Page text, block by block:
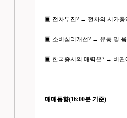
▣ 전차부진? → 전차의 시가총
▣ 소비심리개선? → 유통 및
▣ 한국증시의 매력은? → 비관
매매동향(16:00분 기준)